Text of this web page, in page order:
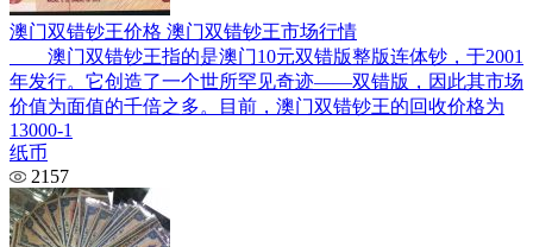
澳门双错钞王价格 澳门双错钞王市场行情
澳门双错钞王指的是澳门10元双错版整版连体钞，于2001
年发行。它创造了一个世所罕见奇迹——双错版，因此其市场
价值为面值的千倍之多。目前，澳门双错钞王的回收价格为
13000-1
纸币
2157